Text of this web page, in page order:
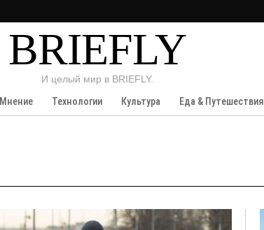
BRIEFLY
И целый мир в BRIEFLY.
Мнение Технологии Культура Еда & Путешествия